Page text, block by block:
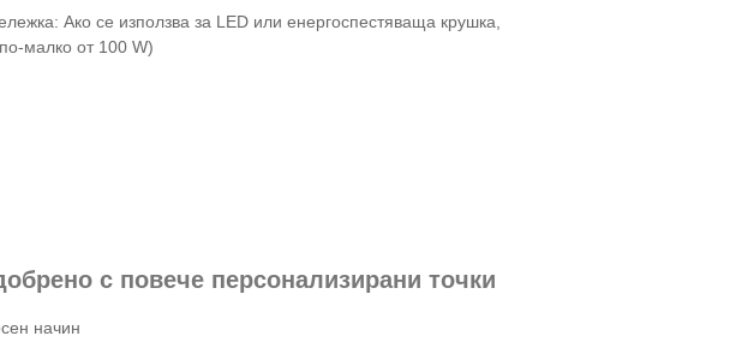
Ако се използва за LED или енергоспестяваща крушка,
малко от 100 W)
с повече персонализирани точки
начин